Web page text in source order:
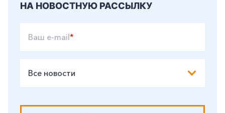
НА НОВОСТНУЮ РАССЫЛКУ
Ваш e-mail*
Все новости